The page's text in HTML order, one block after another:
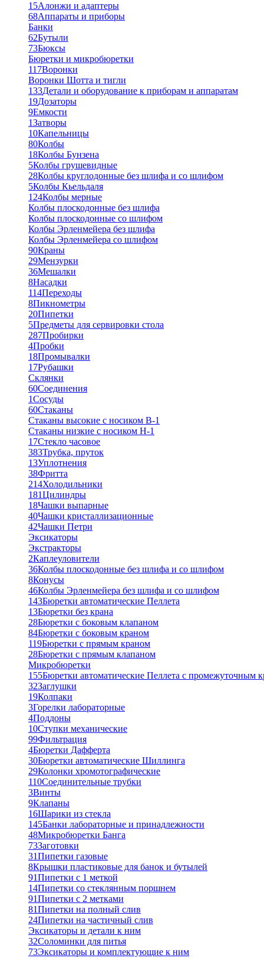
15Алонжи и адаптеры
68Аппараты и приборы
Банки
62Бутыли
73Бюксы
Бюретки и микробюретки
117Воронки
Воронки Шотта и тигли
133Детали и оборудование к приборам и аппаратам
19Дозаторы
9Емкости
1Затворы
10Капельницы
80Колбы
18Колбы Бунзена
5Колбы грушевидные
28Колбы круглодонные без шлифа и со шлифом
5Колбы Кьельдаля
124Колбы мерные
Колбы плоскодонные без шлифа
Колбы плоскодонные со шлифом
Колбы Эрленмейера без шлифа
Колбы Эрленмейера со шлифом
90Краны
29Мензурки
36Мешалки
8Насадки
114Переходы
8Пикнометры
20Пипетки
5Предметы для сервировки стола
287Пробирки
4Пробки
18Промывалки
17Рубашки
Склянки
60Соединения
1Сосуды
60Стаканы
Стаканы высокие с носиком В-1
Стаканы низкие с носиком Н-1
17Стекло часовое
383Трубка, пруток
13Уплотнения
38Фритта
214Холодильники
181Цилиндры
18Чашки выпарные
40Чашки кристаллизационные
42Чашки Петри
Эксикаторы
Экстракторы
2Каплеуловители
36Колбы плоскодонные без шлифа и со шлифом
8Конусы
46Колбы Эрленмейера без шлифа и со шлифом
143Бюретки автоматические Пеллета
13Бюретки без крана
28Бюретки с боковым клапаном
84Бюретки с боковым краном
119Бюретки с прямым краном
28Бюретки с прямым клапаном
Микробюретки
155Бюретки автоматические Пеллета с промежуточным
32Заглушки
19Колпаки
3Горелки лабораторные
4Поддоны
10Ступки механические
99Фильтрация
4Бюретки Дафферта
30Бюретки автоматические Шиллинга
29Колонки хромотографические
110Соединительные трубки
3Винты
9Клапаны
16Шарики из стекла
145Банки лабораторные и принадлежности
48Микробюретки Банга
73Заготовки
31Пипетки газовые
8Крышки пластиковые для банок и бутылей
91Пипетки с 1 меткой
14Пипетки со стеклянным поршнем
91Пипетки с 2 метками
81Пипетки на полный слив
24Пипетки на частичный слив
Эксикаторы и детали к ним
32Соломинки для питья
73Эксикаторы и комплектующие к ним